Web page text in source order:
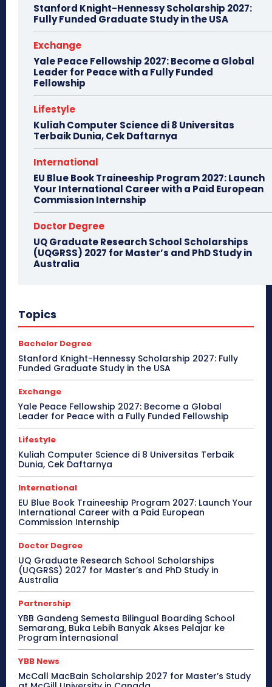
Stanford Knight-Hennessy Scholarship 2027:
Fully Funded Graduate Study in the USA
Exchange
Yale Peace Fellowship 2027: Become a Global
Leader for Peace with a Fully Funded
Fellowship
Lifestyle
Kuliah Computer Science di 8 Universitas
Terbaik Dunia, Cek Daftarnya
International
EU Blue Book Traineeship Program 2027: Launch
Your International Career with a Paid European
Commission Internship
Doctor Degree
UQ Graduate Research School Scholarships
(UQGRSS) 2027 for Master’s and PhD Study in
Australia
Topics
Bachelor Degree
Stanford Knight-Hennessy Scholarship 2027: Fully
Funded Graduate Study in the USA
Exchange
Yale Peace Fellowship 2027: Become a Global
Leader for Peace with a Fully Funded Fellowship
Lifestyle
Kuliah Computer Science di 8 Universitas Terbaik
Dunia, Cek Daftarnya
International
EU Blue Book Traineeship Program 2027: Launch Your
International Career with a Paid European
Commission Internship
Doctor Degree
UQ Graduate Research School Scholarships
(UQGRSS) 2027 for Master’s and PhD Study in
Australia
Partnership
YBB Gandeng Semesta Bilingual Boarding School
Semarang, Buka Lebih Banyak Akses Pelajar ke
Program Internasional
YBB News
McCall MacBain Scholarship 2027 for Master’s Study